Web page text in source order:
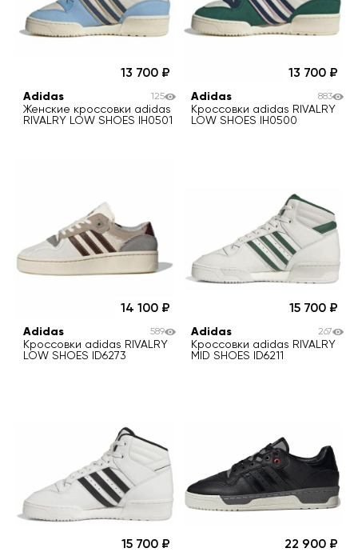
13 700
Adidas
Женские кроссовки adidas
RIVALRY LOW SHOES IH0501
125
13 700
Adidas
Кроссовки adidas RIVALRY
LOW SHOES IH0500
883
14 100
Adidas
Кроссовки adidas RIVALRY
LOW SHOES ID6273
589
15 700
Adidas
Кроссовки adidas RIVALRY
MID SHOES ID6211
267
15 700 22 900